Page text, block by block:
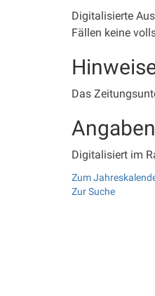
Digitalisierte
Fällen keine
Das
Digitalisiert im
Zum
Zur Suche